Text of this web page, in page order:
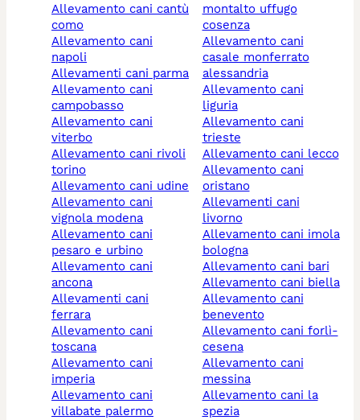
allevamento cani cantù
como
allevamento cani
napoli
allevamenti cani parma
allevamento cani
campobasso
allevamento cani
viterbo
allevamento cani rivoli
torino
allevamento cani udine
allevamento cani
vignola modena
allevamento cani
pesaro e urbino
allevamento cani
ancona
allevamenti cani
ferrara
allevamento cani
toscana
allevamento cani
imperia
allevamento cani
villabate palermo
montalto uffugo
cosenza
allevamento cani
casale monferrato
alessandria
allevamento cani
liguria
allevamento cani
trieste
allevamento cani lecco
allevamento cani
oristano
allevamenti cani
livorno
allevamento cani imola
bologna
allevamento cani bari
allevamento cani biella
allevamento cani
benevento
allevamento cani forlì-
cesena
allevamento cani
messina
allevamento cani la
spezia